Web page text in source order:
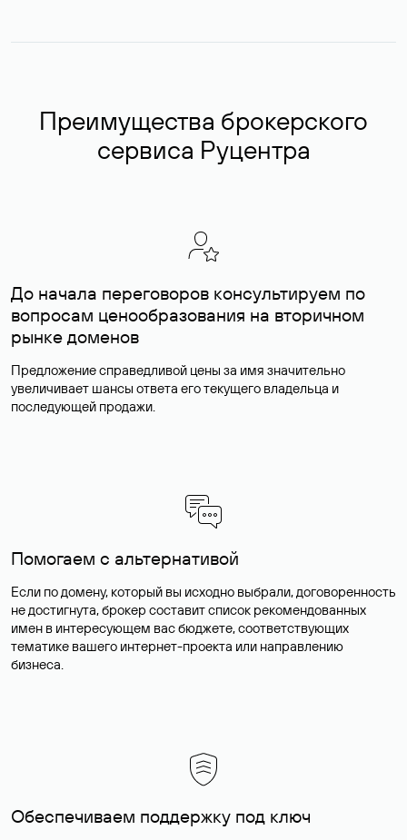
Преимущества брокерского
сервиса Руцентра
До начала переговоров консультируем по
вопросам ценообразования на вторичном
рынке доменов
Предложение справедливой цены за имя значительно
увеличивает шансы ответа его текущего владельца и
последующей продажи.
Помогаем с альтернативой
Если по домену, который вы исходно выбрали, договоренность
не достигнута, брокер составит список рекомендованных
имен в интересующем вас бюджете, соответствующих
тематике вашего интернет-проекта или направлению
бизнеса.
Обеспечиваем поддержку под ключ